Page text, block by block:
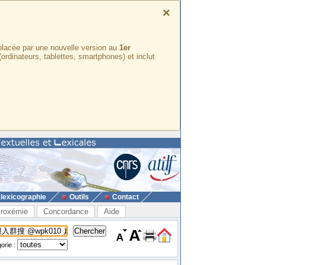
×
par une nouvelle version au 1er
tablettes, smartphones) et inclut
Outils Contact
Concordance Aide
: